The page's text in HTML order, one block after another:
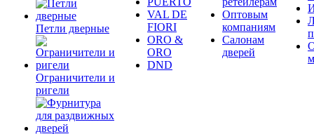
Петли дверные
Ограничители и
ригели
VAL DE
FIORI
ORO &
ORO
DND
Оптовым
компаниям
Салонам
дверей